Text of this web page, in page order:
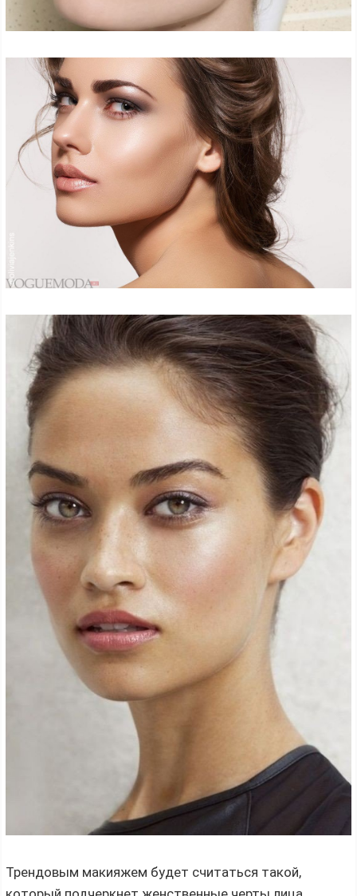
Трендовым макияжем будет считаться такой,